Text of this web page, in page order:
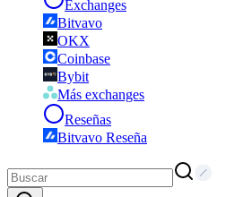
Exchanges
Bitvavo
OKX
Coinbase
Bybit
Más exchanges
Reseñas
Bitvavo Reseña